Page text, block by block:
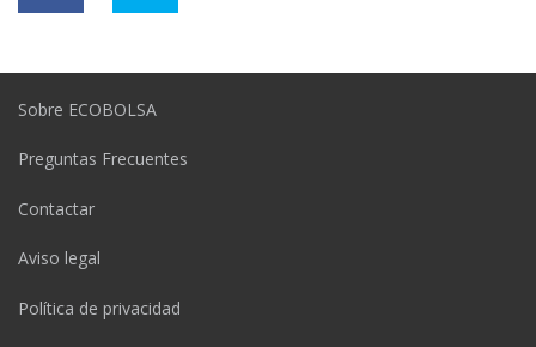
Sobre ECOBOLSA
Preguntas Frecuentes
Contactar
Aviso legal
Política de privacidad